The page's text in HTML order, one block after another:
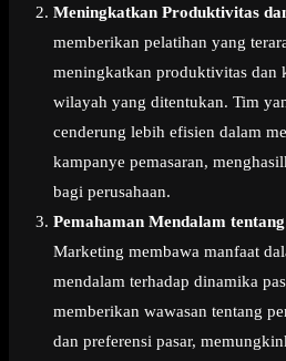
Meningkatkan Produktivitas
memberikan pelatihan yang
meningkatkan produktivitas dan
wilayah yang ditentukan. Tim
cenderung lebih efisien dalam
kampanye pemasaran,
bagi perusahaan.
Pemahaman Mendalam
Marketing membawa manfaat
mendalam terhadap dinamika
memberikan wawasan tentang
dan preferensi pasar,